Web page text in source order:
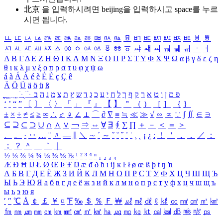
北京 을 입력하시려면 beijing을 입력하시고 space를 누르
시면 됩니다.
ㅥ ㅦ ㅧ ㅨ ㅩ ㅪ ㅫ ㅬ ㅭ ㅮ ㅯ ㅰ ㅱ ㅲ ㅳ ㅴ ㅵ ㅶ ㅷ ㅸ
ㅹ
ㅺ ㅻ ㅼ ㅽ ㅾ ㅿ ㆀ ㆁ ㆂ ㆃ ㆄ ㆅ ㆆ ㆇ ㆈ ㆉ ㆊ ㆋ ㆌ ㆍ
ㆎ
Α Β ΓΔ Ε Ζ Η Θ Ι ΚΛ Μ Ν Ξ Ο Π Ρ Σ ΤΥ Φ Χ Ψ Ω α β γ δ ε ζ η
θ ι κ λ μ ν ξ ο π ρ σ τ υ φ χ ψ ω
á à Á À é è É È ç Ç ê
Ä Ö Ü ä ö ü ß
ִֶֹ ֻּ ׁׂ פ ם ן ו ט א ר ק ף ך ל ח י ע כ ג ד ש ץ ת צ מ נ ה ב
‘ ’ “ ” 〔 〕 〈 〉 「 」 『 』 【 】 ＂ （ ） ［ ］ ｛ ｝
± × ÷ ≠ ≤ ≥ ∞ ∴ ♂ ♀ ∠ ⊥ ⌒ ∂ ∇ ≡ ≒ ≪ ≫ √ ∽ ∝ ∵ ∫ ∬ ∈ ∋
⊆ ⊇ ⊂ ⊃ ∪ ∩ ∧ ∨ ￢ ⇒ ⇔ ∀ ∃ ∮ ∑ ∏ ＋ － ＜ ＝
＞
、
。 · ‥ … ¨ 〃 ― ＼ ∼ ´ ～ ˇ ˘ ˝ ˚ ˙ ¸ ¡ ¿ ː ！ ＇ ， ． ／
：
；
？ ＾ ｀
½ ⅓ ⅔ ¼ ¾ ⅛ ⅜ ⅝ ⅞ ¹ ² ³ ⁴ ⁿ ₁ ₂ ₃ ₄
Æ Ð Ħ Ĳ Ł Ø Œ Þ Ŧ Ŋ æ đ ð ħ ı ĳ ĸ ŀ ł ø œ ß þ ŧ ŋ ŉ
А Б В Г Д Е Ё Ж З И Й К Л М Н О П Р С Т У Ф Х Ц Ч Ш Щ Ъ
Ы Ь Э Ю Я а б в г д е ё ж з и й к л м н о п р с т у ф х ц ч ш щ ъ
ы ь э ю я
′ ″ ℃ Å ￠ ￡ ￥ ¤ ℉ ‰ ＄ ％ Ｆ ￦ ㎕ ㎖ ㎗ ℓ ㎘ ㏄ ㎣ ㎤ ㎥ ㎦
㎙ ㎚ ㎛ ㎜ ㎝ ㎞ ㎟ ㎠ ㎡ ㎢ ㏊ ㎍ ㎎ ㎏ ㏏ ㎈ ㎉ ㏈ ㎧ ㎨ ㎰